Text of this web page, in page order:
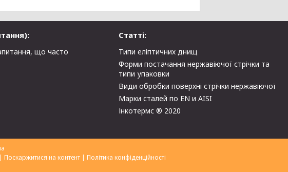
що часто
Статті:
Типи еліптичних днищ
Форми постачання нержавіючої стрічки та
типи упаковки
Види обробки поверхні стрічки нержавіючої
Марки сталей по EN и AISI
Інкотермс ® 2020
ТОВ "Укрторгекспорт" нержавіючий та кольоровий металопрокат, спеціальні сталі і сплави. | Поскаржитися на контент | Політика конфіденційності